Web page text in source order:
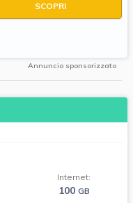
SCOPRI
Annuncio sponsorizzato
Internet:
100 GB